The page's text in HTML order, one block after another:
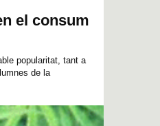
el consum
popularitat, tant a
de la